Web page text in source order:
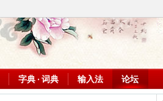
字典 · 词典 输入法 论坛